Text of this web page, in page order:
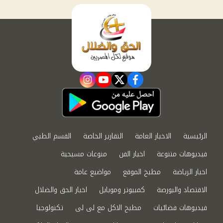
facebook
twitter
youtube
instagram
الرئيسية الاخبار العامة التقارير الخاصة
القسم الطبي
فيديوهات متنوعة
اخبار الفن
منوعات مسيحية
اخبار الرياضة
مطبخ الموقع
مواضيع عامة
الاقتصاد والبورصة
كمبيوتر وموبايل
اخبار الحق والضلال
فيديوهات فضائيات
مطبخ الاكل مع لى لى
تكنولوجيا